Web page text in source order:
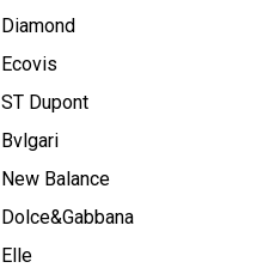
Diamond
Ecovis
ST Dupont
Bvlgari
New Balance
Dolce&Gabbana
Elle